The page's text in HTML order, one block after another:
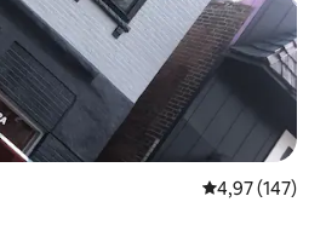
4,97 (147)